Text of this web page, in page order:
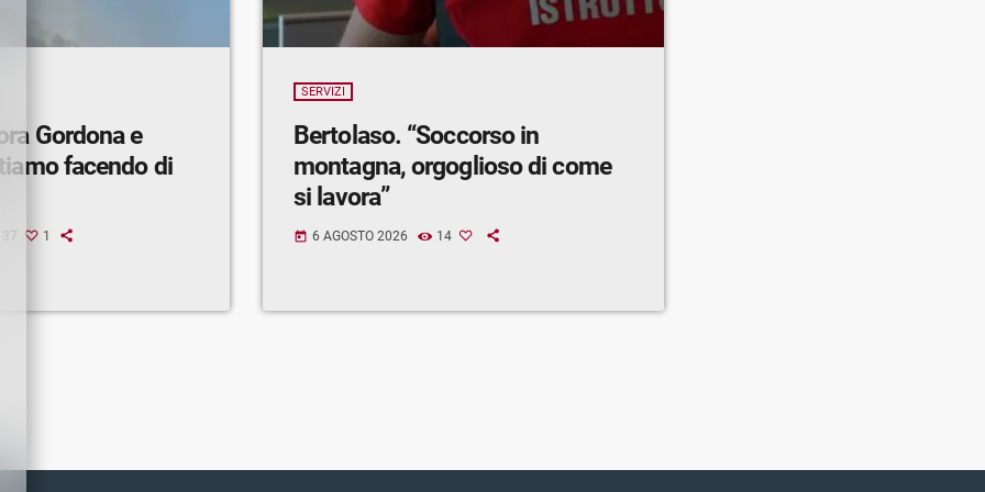
Gordona e
facendo di
37 1
SERVIZI
Bertolaso. “Soccorso in
montagna, orgoglioso di come
si lavora”
today 6 AGOSTO 2026 14